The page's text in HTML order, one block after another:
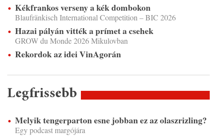
Kékfrankos verseny a kék dombokon
Blaufränkisch International Competition – BIC 2026
Hazai pályán vitték a prímet a csehek
GROW du Monde 2026 Mikulovban
Rekordok az idei VinAgorán
Legfrissebb
Melyik tengerparton esne jobban ez az olaszrizling?
Egy podcast margójára